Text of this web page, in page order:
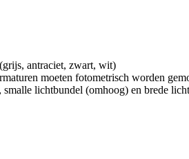
antraciet, zwart, wit)
moeten fotometrisch worden
lichtbundel (omhoog) en brede